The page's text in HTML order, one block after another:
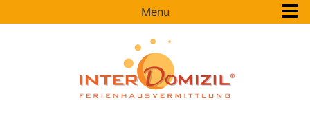
Menu